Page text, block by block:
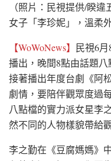
（照片：民視提供/睽
女子「李珍妮」，溫柔
【WoWoNews】 民視6
播出，晚間8點由話題
接著播出年度台劇《阿
劇情，要陪伴觀眾度過
八點檔的實力派女星李
然不同的人物樣貌帶給
李之勤在《豆腐媽媽》